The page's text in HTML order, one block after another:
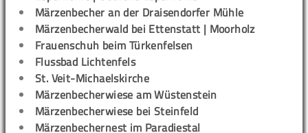
Märzenbecher an der Draisendorfer Mühle
Märzenbecherwald bei Ettenstatt | Moorholz
Frauenschuh beim Türkenfelsen
Flussbad Lichtenfels
St. Veit-Michaelskirche
Märzenbecherwiese am Wüstenstein
Märzenbecherwiese bei Steinfeld
Märzenbechernest im Paradiestal